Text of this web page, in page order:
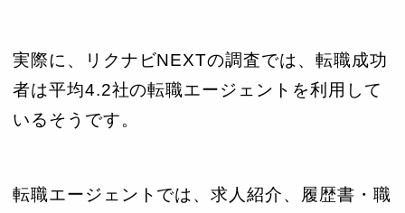
実際に、リクナビNEXTの調査では、転職成功
者は平均4.2社の転職エージェントを利用して
いるそうです。
転職エージェントでは、求人紹介、履歴書・職